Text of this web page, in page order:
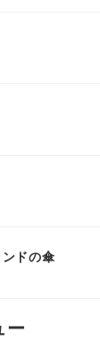
ドの傘
ー